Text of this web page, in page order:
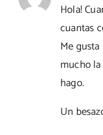
Hola!
cuantas
Me
mucho
hago.
Un